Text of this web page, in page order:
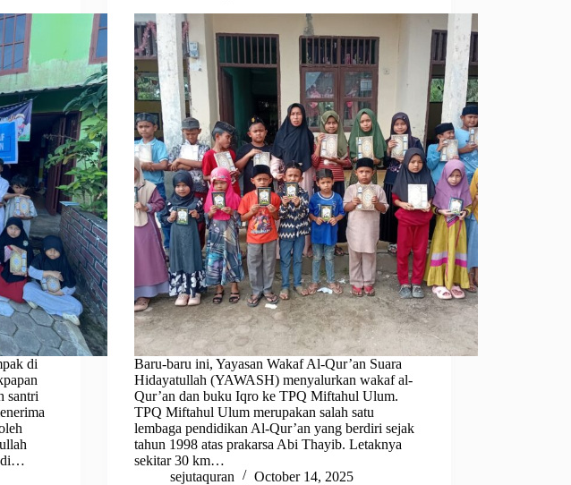
di
santri
Baru-baru ini, Yayasan Wakaf Al-Qur’an Suara
Hidayatullah (YAWASH) menyalurkan wakaf al-
Qur’an dan buku Iqro ke TPQ Miftahul Ulum.
TPQ Miftahul Ulum merupakan salah satu
lembaga pendidikan Al-Qur’an yang berdiri sejak
tahun 1998 atas prakarsa Abi Thayib. Letaknya
sekitar 30 km…
sejutaquran
October 14, 2025